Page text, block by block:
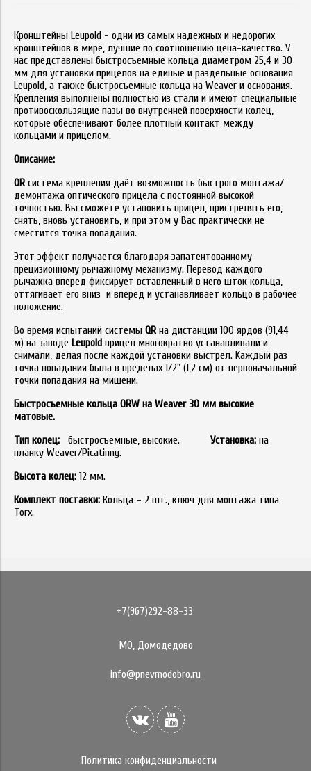
Кронштейны Leupold - одни из самых надежных и недорогих
кронштейнов в мире, лучшие по соотношению цена-качество. У
нас представлены быстросъемные кольца диаметром 25,4 и 30
мм для установки прицелов на единые и раздельные основания
Leupold, а также быстросъемные кольца на Weaver и основания.
Крепления выполнены полностью из стали и имеют специальные
противоскользящие пазы во внутренней поверхности колец,
которые обеспечивают более плотный контакт между
кольцами и прицелом.
Описание:
QR система крепления даёт возможность быстрого монтажа/
демонтажа оптического прицела с постоянной высокой
точностью. Вы сможете установить прицел, пристрелять его,
снять, вновь установить, и при этом у Вас практически не
сместится точка попадания.
Этот эффект получается благодаря запатентованному
прецизионному рычажному механизму. Перевод каждого
рычажка вперед фиксирует вставленный в него шток кольца,
оттягивает его вниз и вперед и устанавливает кольцо в рабочее
положение.
Во время испытаний системы QR на дистанции 100 ярдов (91,44
м) на заводе Leupold прицел многократно устанавливали и
снимали, делая после каждой установки выстрел. Kаждый раз
точка попадания была в пределах 1/2" (1,2 см) от первоначальной
точки попадания на мишени.
Быстросъемные кольца QRW на Weaver 30 мм высокие
матовые.
Тип колец: быстросъемные, высокие. Установка: на
планку Weaver/Picatinny.
Высота колец: 12 мм.
Комплект поставки: Кольца – 2 шт., ключ для монтажа типа
Torx.
+7(967)292-88-33
МО, Домодедово
info@pnevmodobro.ru
Политика конфиденциальности